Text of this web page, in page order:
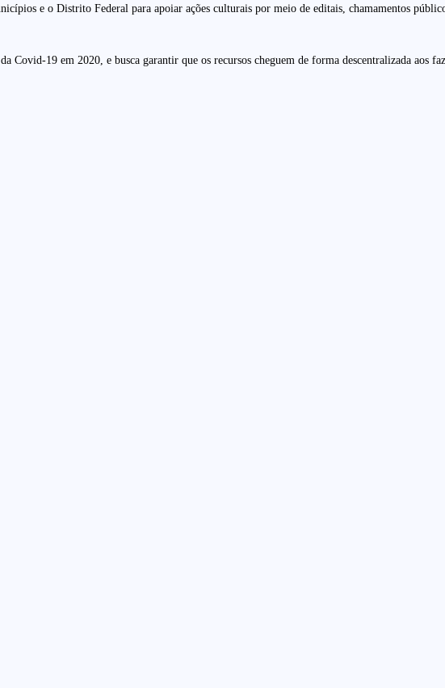
e o Distrito Federal para apoiar ações culturais por meio de editais, chamamentos
19 em 2020, e busca garantir que os recursos cheguem de forma descentralizada aos